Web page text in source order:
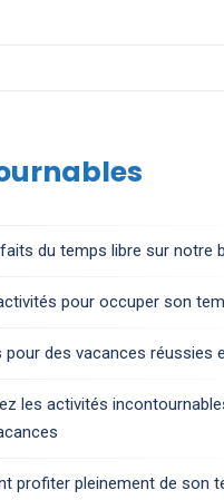
du temps libre sur notre
pour occuper son
pour des vacances réussies
les activités
profiter pleinement de son